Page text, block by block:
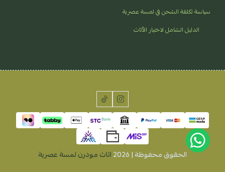
سياسة تكلفة الشحن في لمسة عصرية
الدليل الشامل لاختيار الأثاث
الحقوق محفوظة | 2026 اثاث مودرن لمسة عصرية